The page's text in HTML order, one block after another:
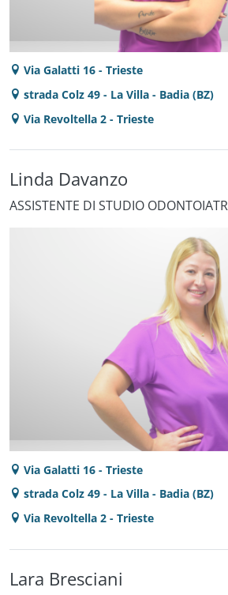
Via Galatti 16 - Trieste
strada Colz 49 - La Villa - Badia (BZ)
Via Revoltella 2 - Trieste
Linda Davanzo
ASSISTENTE DI STUDIO
Via Galatti 16 - Trieste
strada Colz 49 - La Villa - Badia (BZ)
Via Revoltella 2 - Trieste
Lara Bresciani